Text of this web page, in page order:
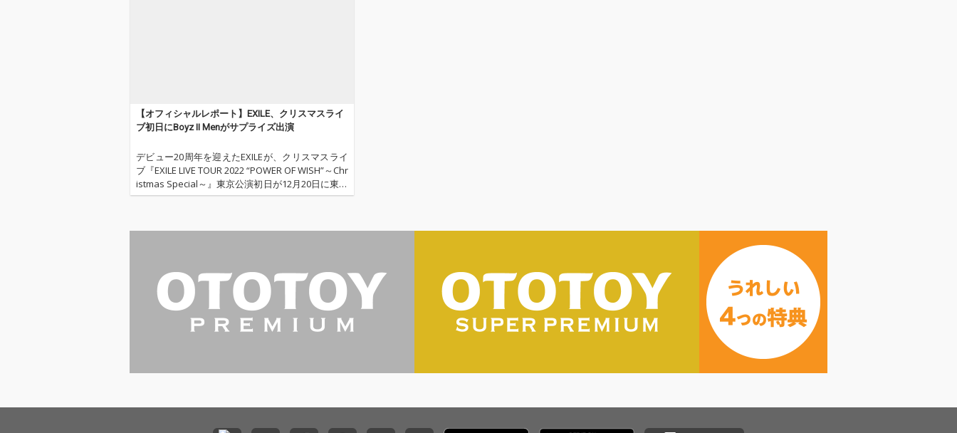
【オフィシャルレポート】EXILE、クリスマスライ
ブ初日にBoyz II Menがサプライズ出演
デビュー20周年を迎えたEXILEが、クリスマスライ
ブ『EXILE LIVE TOUR 2022 “POWER OF WISH”～Chr
istmas Special～』東京公演初日が12月20日に東京
ドームで開催された。 【以下オフィシャルレポー